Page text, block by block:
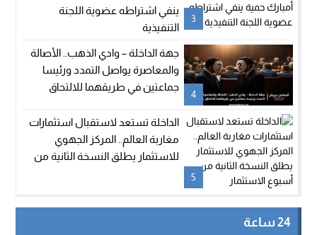
3
ينفي اشتراطه عضوية اللجنة
التنفيذية
4
جهة الداخلة – وادي الذهب.. الأصالة
والمعاصرة يواصل التمدد ورئيسا
جماعتين في طريقهما للالتحاق
5
الداخلة تستعد لاستقبال استثمارات
مغاربة العالم.. المركز الجهوي
للاستثمار يطلق النسخة الثانية من
24 ساعة